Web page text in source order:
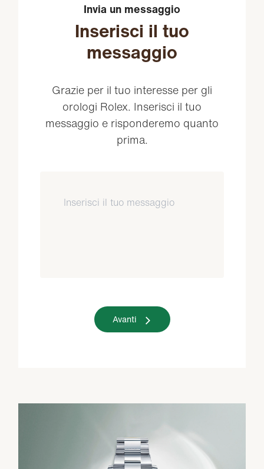
Invia un messaggio
Inserisci il tuo
messaggio
Grazie per il tuo interesse per gli
orologi Rolex. Inserisci il tuo
messaggio e risponderemo quanto
prima.
Avanti